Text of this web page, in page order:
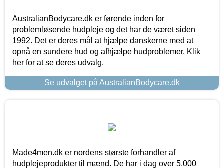
AustralianBodycare.dk er førende inden for
problemløsende hudpleje og det har de været siden
1992. Det er deres mål at hjælpe danskerne med at
opnå en sundere hud og afhjælpe hudproblemer. Klik
her for at se deres udvalg.
Se udvalget på AustralianBodycare.dk
Made4men.dk er nordens største forhandler af
hudplejeprodukter til mænd. De har i dag over 5.000